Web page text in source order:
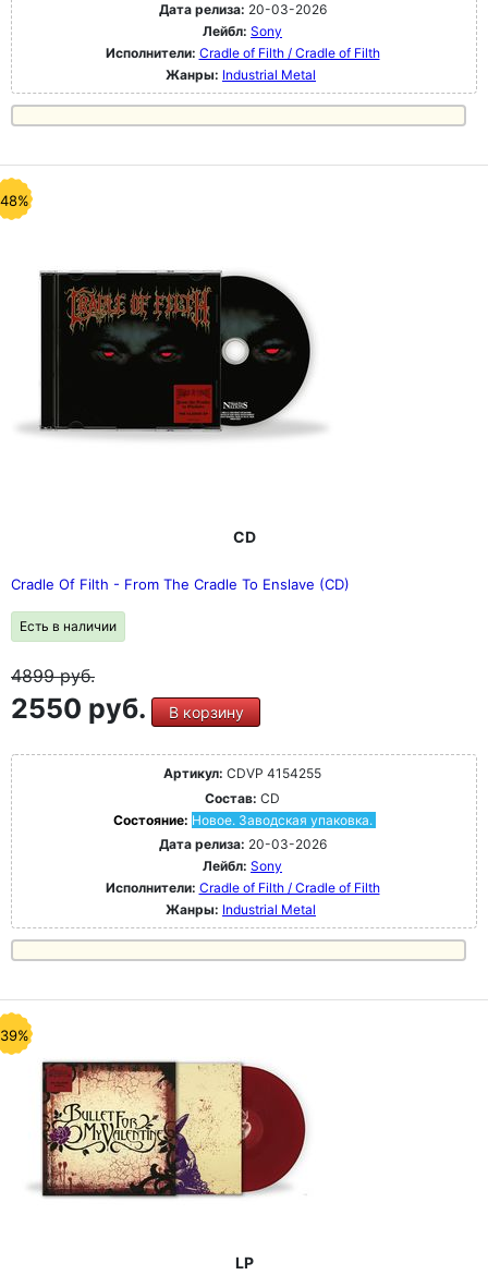
Дата релиза: 20-03-2026
Лейбл: Sony
Исполнители: Cradle of Filth / Cradle of Filth
Жанры: Industrial Metal
CD
Cradle Of Filth - From The Cradle To Enslave (CD)
Есть в наличии
4899руб.
2550 руб. В корзину
Артикул: CDVP 4154255
Состав: CD
Состояние: Новое. Заводская упаковка.
Дата релиза: 20-03-2026
Лейбл: Sony
Исполнители: Cradle of Filth / Cradle of Filth
Жанры: Industrial Metal
LP